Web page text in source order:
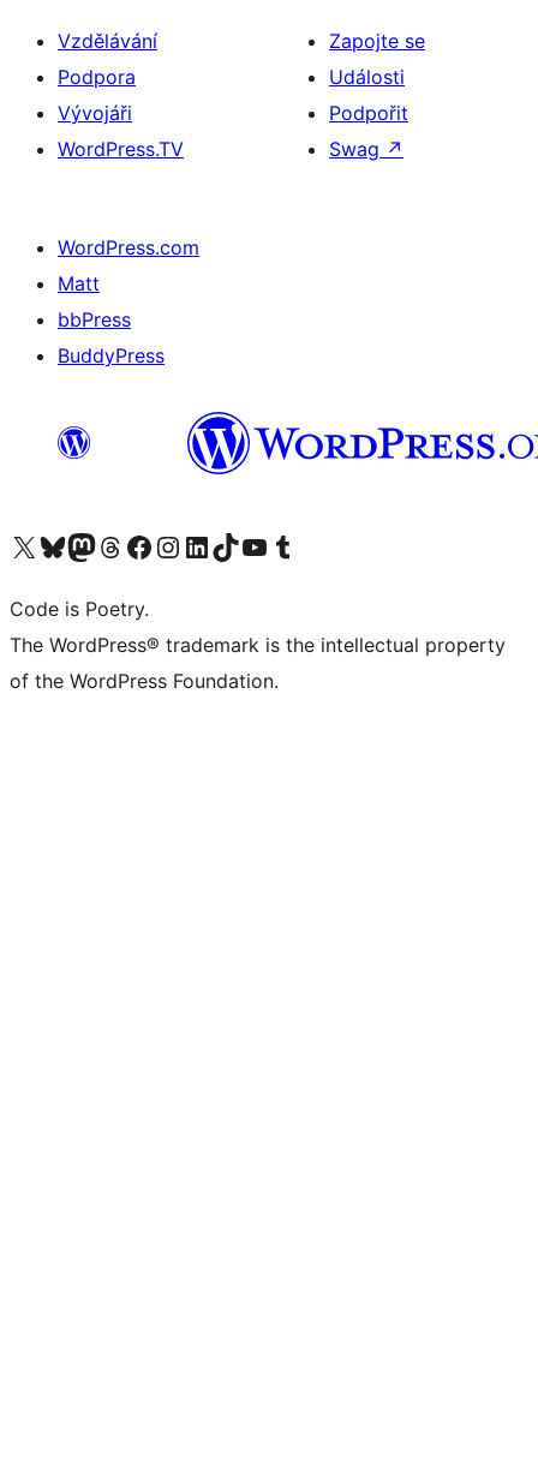
Vzdělávání
Podpora
Vývojáři
WordPress.TV
Zapojte se
Události
Podpořit
Swag ↗
WordPress.com
Matt
bbPress
BuddyPress
Navštivte náš účet na X (dříve Twitter)
Navštivte náš Bluesky účetNavštivte náš účet Mastodon
Navštivte náš Threads účetNavštivte naši stránku na Facebooku
Navštivte náš Instagram účetNavštivte náš LinkedIn účetNavštivte náš TikTok účetNavštivte náš YouTube kanálNavštivte náš Tumblr účet
Code is Poetry.
The WordPress® trademark is the intellectual property
of the WordPress Foundation.